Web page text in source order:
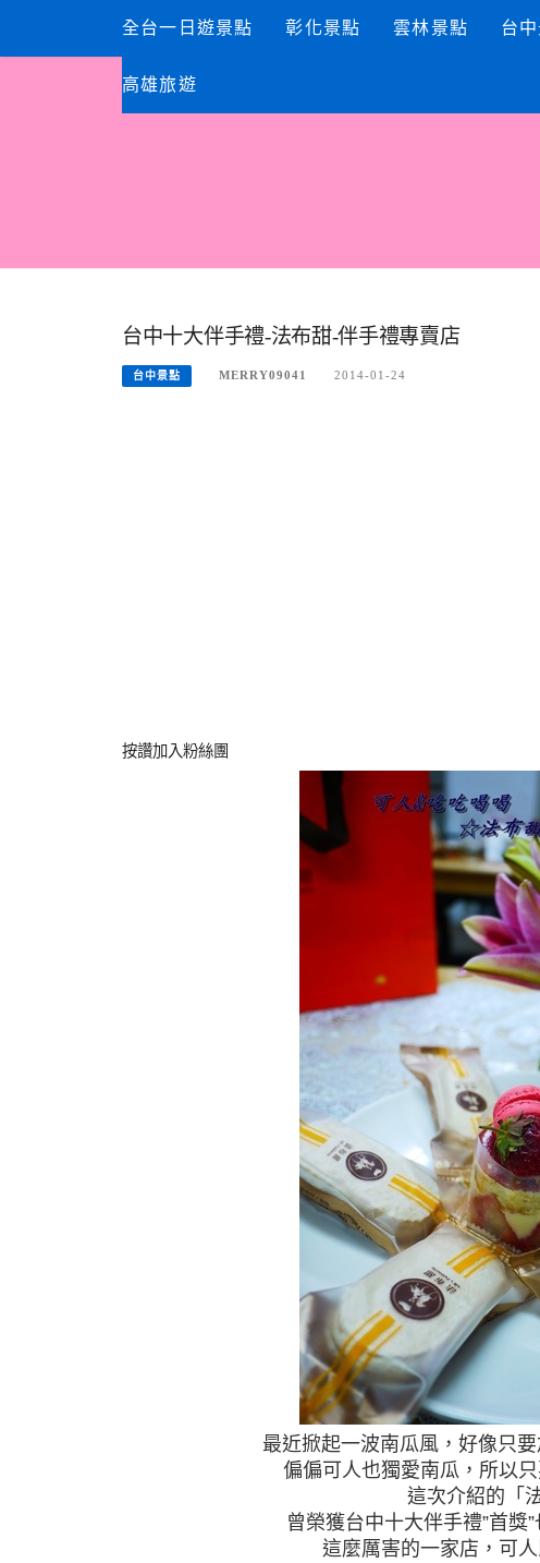
content
全台一日遊景點 彰化景點 雲林景點 台
高雄旅遊
台中十大伴手禮-法布甜-伴手禮專賣店
台中景點 MERRY09041 2014-01-24
按讚加入粉絲團
最近掀起一波南瓜風，好像只
偏偏可人也獨愛南瓜，所以
這次介紹的「
曾榮獲台中十大伴手禮”首獎
這麼厲害的一家店，可